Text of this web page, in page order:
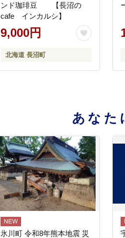
ンド珈琲豆 【長沼の
cafe インカルシ】
9,000円
北海道 長沼町
あなた
氷川町 令和8年熊本地震 災